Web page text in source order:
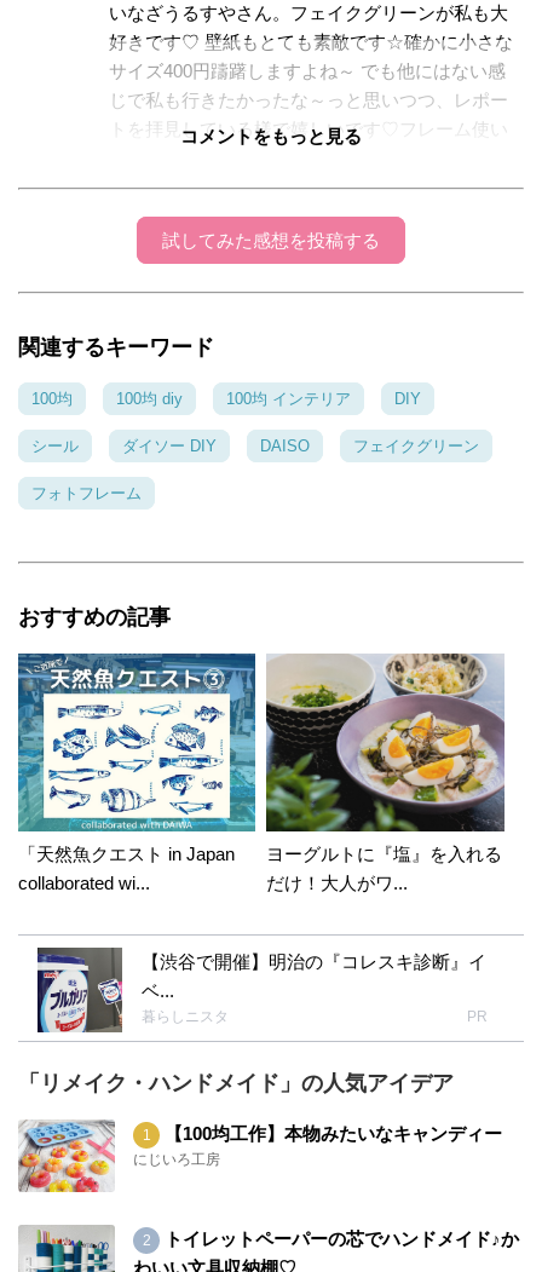
いなざうるすやさん。フェイクグリーンが私も大
好きです♡ 壁紙もとても素敵です☆確かに小さな
サイズ400円躊躇しますよね～ でも他にはない感
じで私も行きたかったな～っと思いつつ、レポー
トを拝見している様で嬉しいです♡フレーム使い
ャレな家が更に広がりましたね～♪全部を窓ガラス
シートにされなかったのも素敵です☆秋を感じる
オシャレなインテリア。これからも楽しみにして
マロン214
2016年09月29日 12:32:35
ひこまるさん、こんにちは♪DIYマルシェは行か
れなかったんですね。毎年してるんですか？私
よ。(@_@)壁紙は他にない感じが気に入って買
いので、主人を荷物もちに連れていきました
(笑)ナチュキチのハロウィングッズが可愛いの
で又アイデアを載せたいと思います。大阪に住
まれてるなんてすごくうらやましい！ひこまる
さんの卓越したセンスは都会(笑)で住まれてる
からだと思っています。暖かいコメントありが
続きますが体調に気をつけてくださいね(*^^*)
コメントをもっと見る
試してみた感想を投稿する
関連するキーワード
100均 100均 diy 100均 インテリア DIY
シール ダイソー DIY DAISO フェイクグリーン
フォトフレーム
おすすめの記事
「天然魚クエスト in Japan
collaborated wi...
ヨーグルトに『塩』を入れる
だけ！大人がワ...
【渋谷で開催】明治の『コレスキ診断』イ
ベ...
暮らしニスタ PR
「リメイク・ハンドメイド」の人気アイデア
【100均工作】本物みたいなキャンディー
にじいろ工房
トイレットペーパーの芯でハンドメイド♪か
わいい文具収納棚♡